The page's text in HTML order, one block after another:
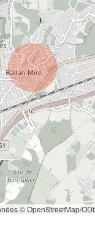
© OpenStreetMap/